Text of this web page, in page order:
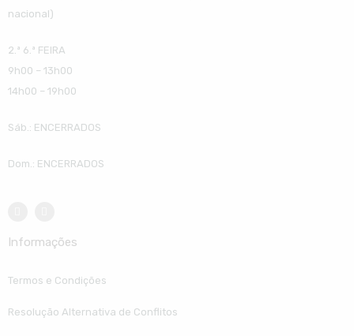
nacional)
2.ª 6.ª FEIRA
9h00 – 13h00
14h00 – 19h00
Sáb.: ENCERRADOS
Dom.: ENCERRADOS
Informações
Termos e Condições
Resolução Alternativa de Conflitos